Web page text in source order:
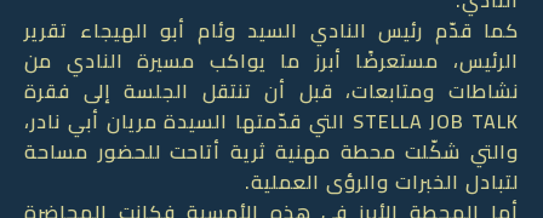
كما قدّم رئيس النادي السيد وئام أبو الهيجاء تقرير
الرئيس، مستعرضًا أبرز ما يواكب مسيرة النادي من
نشاطات ومتابعات، قبل أن تنتقل الجلسة إلى فقرة
STELLA JOB TALK التي قدّمتها السيدة مريان أبي نادر،
والتي شكّلت محطة مهنية ثرية أتاحت للحضور مساحة
لتبادل الخبرات والرؤى العملية.